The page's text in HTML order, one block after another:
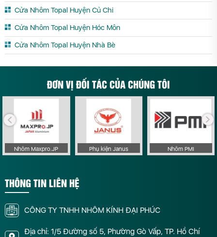
Cửa Nhôm Topal Huyện Củ Chi
Cửa Nhôm Topal Huyện Hóc Môn
Cửa Nhôm Topal Huyện Nhà Bè
ĐƠN VỊ ĐỐI TÁC CỦA CHÚNG TÔI
Nhôm Maxpro.JP Phụ kiện Janus Nhôm PMI
THÔNG TIN LIÊN HỆ
CÔNG TY TNHH NHÔM KÍNH ĐẠI PHÚC
Địa chỉ: 1/5 Đường số 5, Phường Gò Vấp, TP. Hồ Chí